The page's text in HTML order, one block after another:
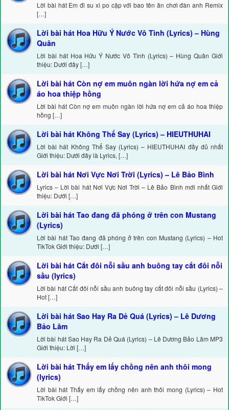
Lời bài hát Em đi su xì po cặp với bao tên ăn chơi đàn anh Remix
[…]
Lời bài hát Hoa Hữu Ý Nước Vô Tình (Lyrics) – Hùng
Quân
Lời bài hát Hoa Hữu Ý Nước Vô Tình (Lyrics) – Hùng Quân Giới
thiệu: Dưới đây […]
Lời bài hát Còn nợ em muôn ngàn lời hứa nợ em cả
áo hoa thiệp hồng
Lời bài hát Còn nợ em muôn ngàn lời hứa nợ em cả áo hoa thiệp
hồng […]
Lời bài hát Không Thể Say (Lyrics) – HIEUTHUHAI
Lời bài hát Không Thể Say (Lyrics) – HIEUTHUHAI đầy đủ nhất
Giới thiệu: Dưới đây là Lyrics, […]
Lời bài hát Nơi Vực Nơi Trời (Lyrics) – Lê Bảo Bình
Lyrics – Lời bài hát Nơi Vực Nơi Trời – Lê Bảo Bình mới nhất Giới
thiệu: Dưới […]
Lời bài hát Tao đang đã phóng ở trên con Mustang
(Lyrics)
Lời bài hát Tao đang đã phóng ở trên con Mustang (Lyrics) – Hot
TikTok Giới thiệu: Dưới […]
Lời bài hát Cắt đôi nỗi sầu anh buông tay cắt đôi nỗi
sầu (lyrics)
Lời bài hát Cắt đôi nỗi sầu anh buông tay cắt đôi nỗi sầu (Lyrics) –
Hot […]
Lời bài hát Sao Hay Ra Dẻ Quá (Lyrics) – Lê Dương
Bảo Lâm
Lời bài hát Sao Hay Ra Dẻ Quá (Lyrics) – Lê Dương Bảo Lâm MP3
Giới thiệu: Lời […]
Lời bài hát Thấy em lấy chồng nên anh thôi mong
(lyrics)
Lời bài hát Thấy em lấy chồng nên anh thôi mong (Lyrics) – Hot
TikTok Giới […]